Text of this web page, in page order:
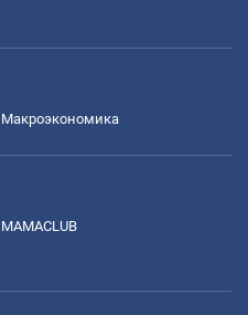
Mакроэкономика
MAMACLUB